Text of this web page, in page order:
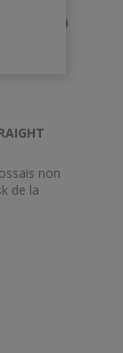
non
de la
bouteille.